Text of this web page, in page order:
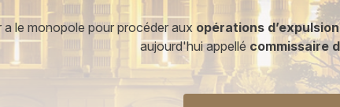
a le monopole pour procéder aux opérations d’expulsion
aujourd'hui appellé commissaire